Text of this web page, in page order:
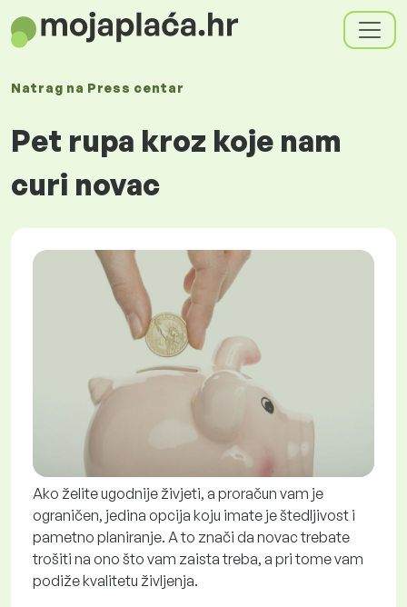
Natrag na Press centar
Pet rupa kroz koje nam
curi novac
Ako želite ugodnije živjeti, a proračun vam je
ograničen, jedina opcija koju imate je štedljivost i
pametno planiranje. A to znači da novac trebate
trošiti na ono što vam zaista treba, a pri tome vam
podiže kvalitetu življenja.